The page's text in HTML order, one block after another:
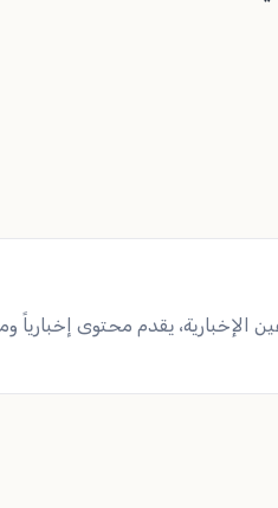
يقدم محتوى إخبارياً